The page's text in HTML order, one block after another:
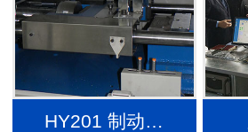
HY201 制动…